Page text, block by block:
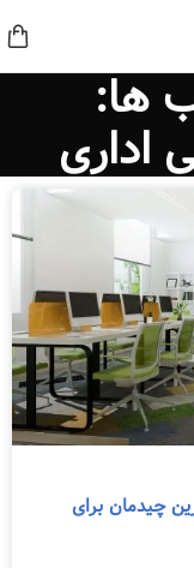
ها:
اداری
چیدمان برای